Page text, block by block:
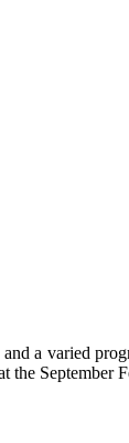
a varied